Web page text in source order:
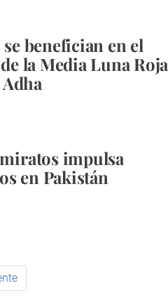
benefician en el
la Media Luna Roja
impulsa
en Pakistán